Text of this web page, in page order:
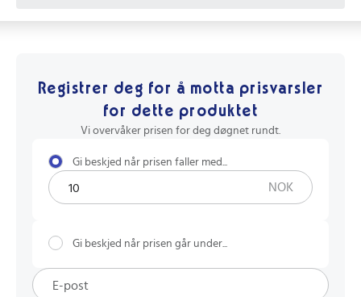
Registrer deg for å motta prisvarsler
for dette produktet
Vi overvåker prisen for deg døgnet rundt.
Gi beskjed når prisen faller med...
NOK
Gi beskjed når prisen går under...